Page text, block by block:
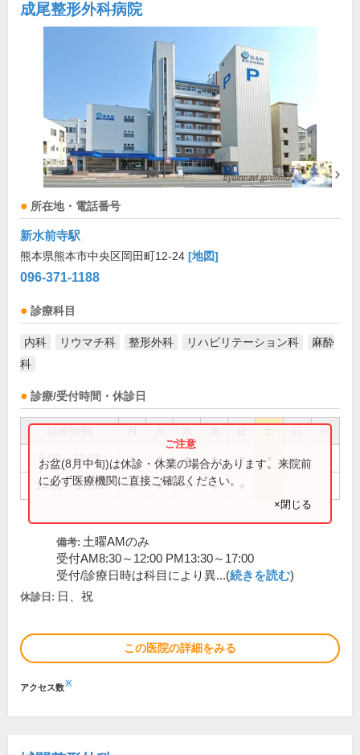
成尾整形外科病院
所在地・電話番号
新水前寺駅
熊本県熊本市中央区岡田町12-24 [地図]
096-371-1188
診療科目
内科 リウマチ科 整形外科 リハビリテーション科
麻酔
科
診療/受付時間・休診日
祝
9:00～12:30 ● ● ● ● ●
14:00～17:30 ● ● ● ●
お盆(8月中旬)は休診・休業の場合があります。来院前
に必ず医療機関に直接ご確認ください。
×閉じる
備考: 土曜AMのみ
受付AM8:30～12:00 PM13:30～17:00
受付/診療日時は科目により異...(続きを読む)
休診日: 日、祝
この医院の詳細をみる
アクセス数※